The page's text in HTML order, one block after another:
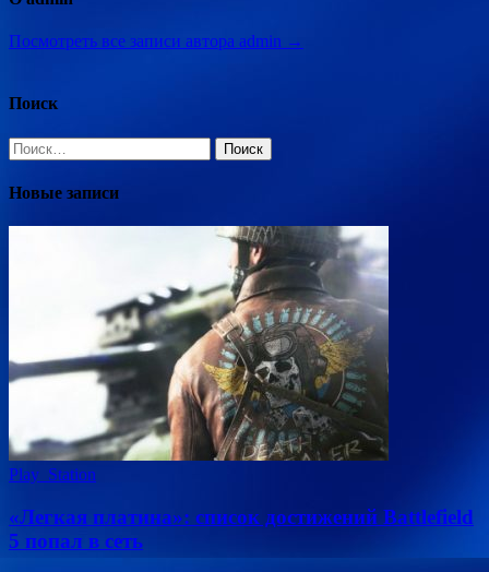
Посмотреть все записи автора admin →
Поиск
Найти:
Новые записи
Play_Station
«Легкая платина»: список достижений Battlefield
5 попал в сеть